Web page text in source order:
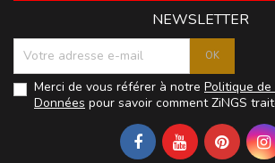
NEWSLETTER
Merci de vous référer à notre Politique
Données pour savoir comment ZiNGS